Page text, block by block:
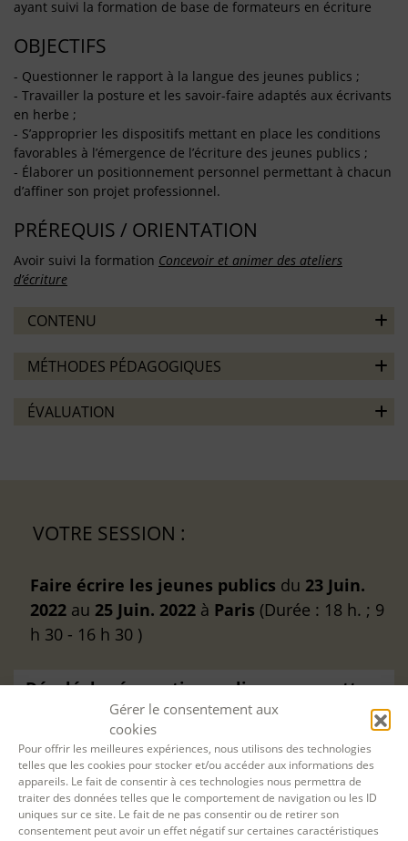
Gérer le consentement aux
cookies
Pour offrir les meilleures expériences, nous utilisons des technologies
telles que les cookies pour stocker et/ou accéder aux informations des
appareils. Le fait de consentir à ces technologies nous permettra de
traiter des données telles que le comportement de navigation ou les ID
uniques sur ce site. Le fait de ne pas consentir ou de retirer son
consentement peut avoir un effet négatif sur certaines caractéristiques
ayant suivi la formation de base de formateurs en écriture
OBJECTIFS
- Questionner le rapport à la langue des jeunes publics ;
- Travailler la posture et les savoir-faire adaptés aux écrivants
en herbe ;
- S’approprier les dispositifs mettant en place les conditions
favorables à l’émergence de l’écriture des jeunes publics ;
- Élaborer un positionnement personnel permettant à chacun
d’affiner son projet professionnel.
PRÉREQUIS / ORIENTATION
Avoir suivi la formation Concevoir et animer des ateliers
d’écriture
CONTENU
MÉTHODES PÉDAGOGIQUES
ÉVALUATION
VOTRE SESSION :
Faire écrire les jeunes publics du 23 Juin.
2022 au 25 Juin. 2022 à Paris (Durée : 18 h. ; 9
h 30 - 16 h 30 )
Désolé, la réservation en ligne pour cette
session de formation est terminée.